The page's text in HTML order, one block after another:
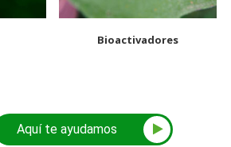
Bioactivadores
Aquí te ayudamos